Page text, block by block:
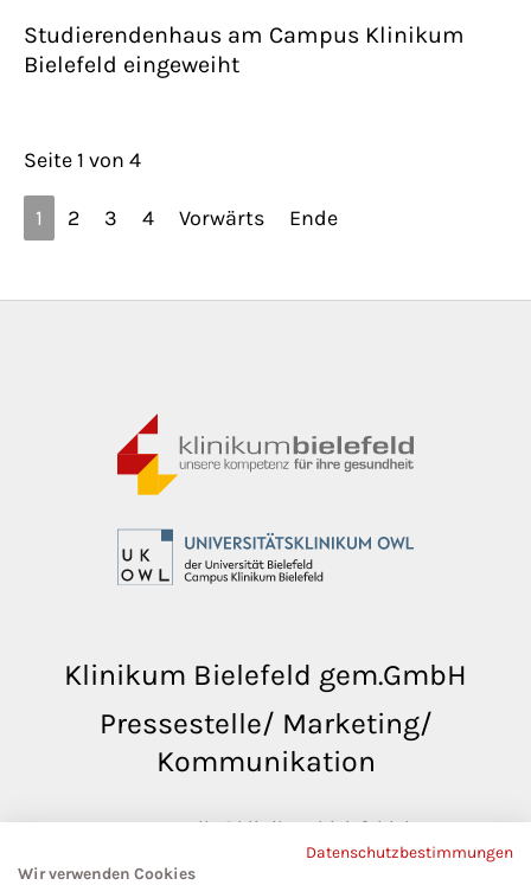
Studierendenhaus am Campus Klinikum
Bielefeld eingeweiht
Seite 1 von 4
1 2 3 4 Vorwärts Ende
Klinikum Bielefeld gem.GmbH
Pressestelle/ Marketing/
Kommunikation
pressestelle@klinikumbielefeld.de
Teutoburger Str. 50Datenschutzbestimmungen
Wir verwenden Cookies